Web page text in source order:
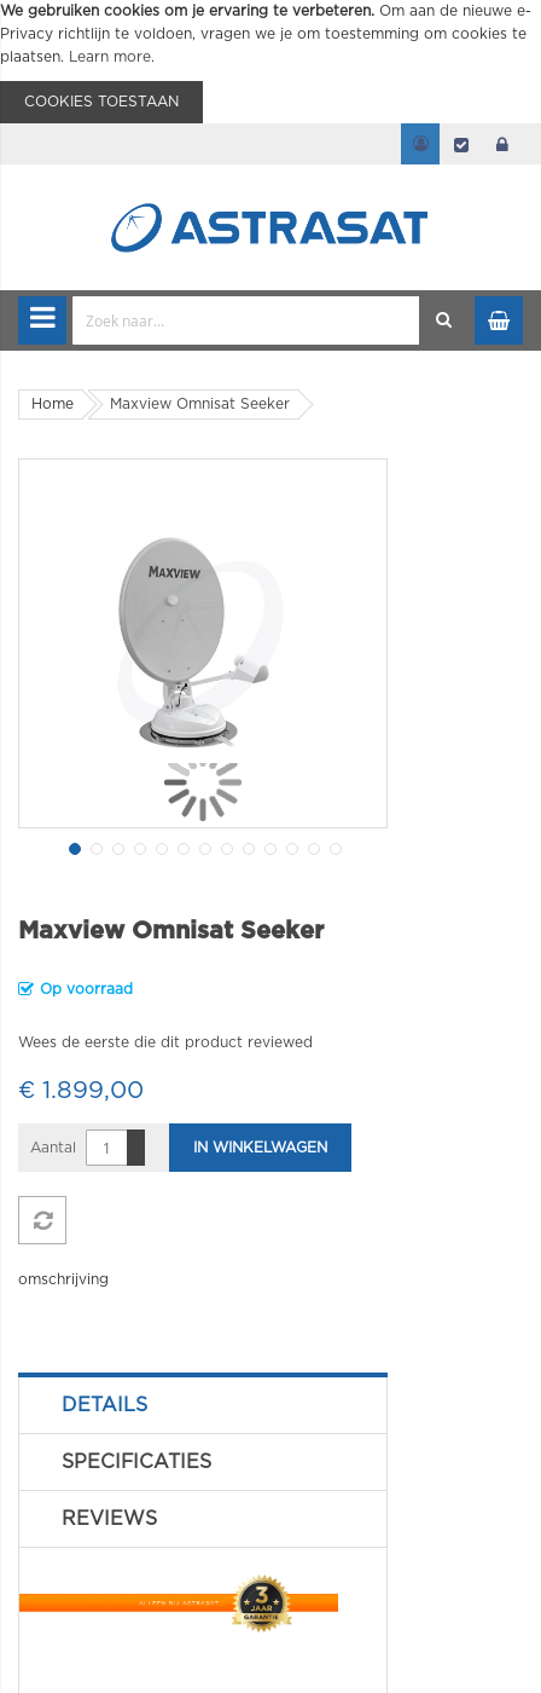
We gebruiken cookies om je ervaring te verbeteren. Om aan de nieuwe e-
Privacy richtlijn te voldoen, vragen we je om toestemming om cookies te
plaatsen.
Learn more.
COOKIES TOESTAAN
Home Maxview Omnisat Seeker
Maxview Omnisat Seeker
Op voorraad
Wees de eerste die dit product reviewed
€ 1.899,00
Aantal IN WINKELWAGEN
omschrijving
DETAILS
SPECIFICATIES
REVIEWS